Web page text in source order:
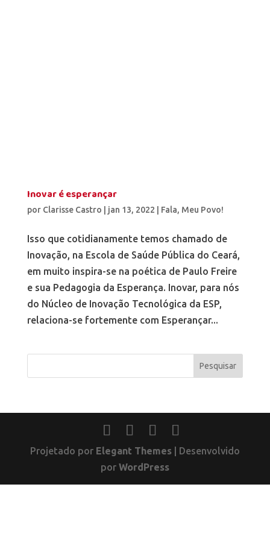
Inovar é esperançar
por Clarisse Castro jan 13, 2022 Fala, Meu Povo!
Isso que cotidianamente temos chamado de
Inovação, na Escola de Saúde Pública do Ceará,
em muito inspira-se na poética de Paulo Freire
e sua Pedagogia da Esperança. Inovar, para nós
do Núcleo de Inovação Tecnológica da ESP,
relaciona-se fortemente com Esperançar...
Projetado por Elegant Themes| Desenvolvido
por WordPress